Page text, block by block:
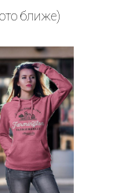
ближе)